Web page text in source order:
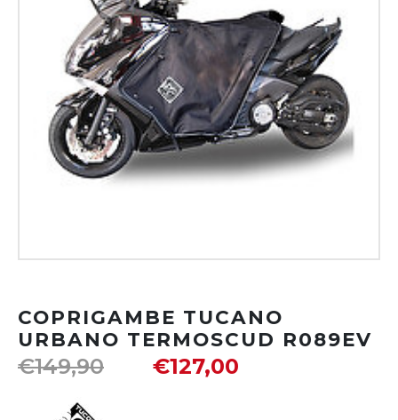
COPRIGAMBE TUCANO
URBANO TERMOSCUD R089EV
€149,90 €127,00